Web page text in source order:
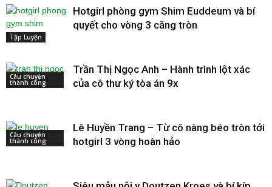
Tập Luyện
Hotgirl phòng gym Shim Euddeum và bí
quyết cho vòng 3 căng tròn
Câu chuyện
thành công
Trần Thị Ngọc Anh – Hành trình lột xác
của cô thư ký tòa án 9x
Câu chuyện
thành công
Lê Huyền Trang – Từ cô nàng béo tròn tới
hotgirl 3 vòng hoàn hảo